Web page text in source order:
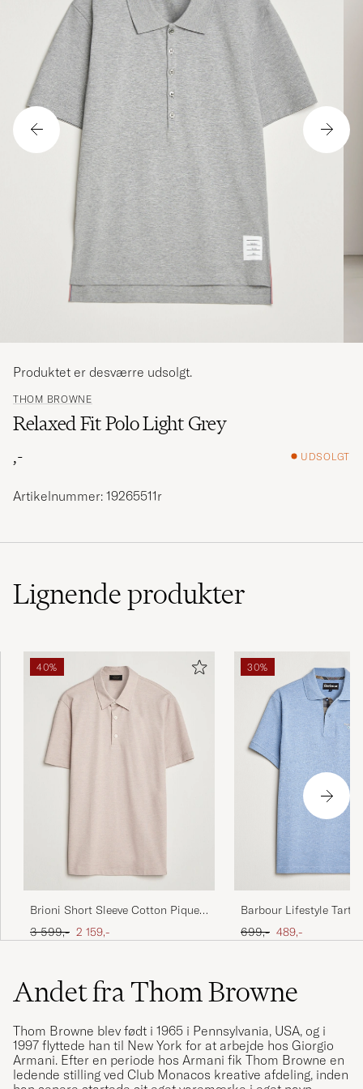
THOM BROWNE
Relaxed Fit Polo Light Grey
,-
UDSOLGT
Produktet er desværre udsolgt.
Artikelnummer: 19265511r
Lignendeprodukter
40%
Brioni Short Sleeve Cotton Piquet
Polo Beige
Ordinary pris
3 599,- Nedsat pris
2 159,-
30%
Barbour Lifestyle
Polo Sky Marl
Ordinary pris
699,- Nedsat pris
489,-
Andet fra Thom Browne
Thom Browne blev født i 1965 i Pennsylvania, USA, og i
1997 flyttede han til New York for at arbejde hos Giorgio
Armani. Efter en periode hos Armani fik Thom Browne en
ledende stilling ved Club Monacos kreative afdeling, inden